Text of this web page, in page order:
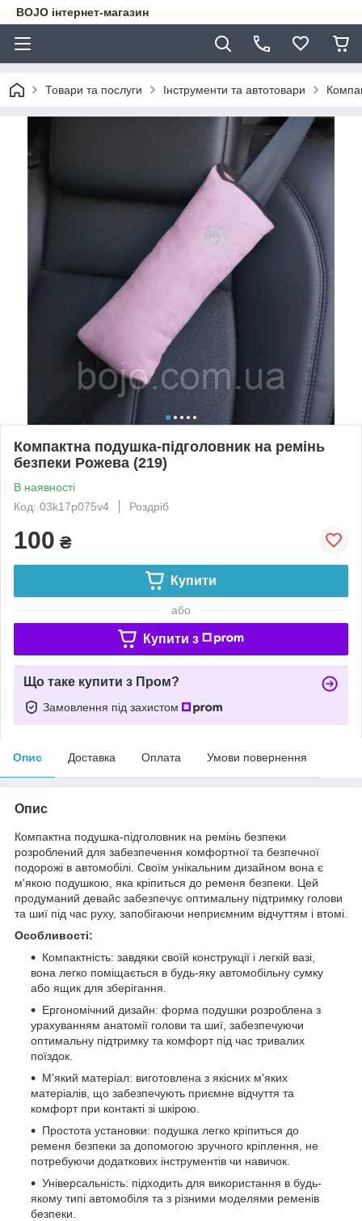
BOJO інтернет-магазин
Товари та послуги Інструменти та автотовари
Компактна подушка-підголовник на ремінь
безпеки Рожева (219)
В наявності
Код: 03k17p075v4
Роздріб
100 ₴
Купити
або
Купити з
Що таке купити з Пром?
Замовлення під захистом
Опис Доставка Оплата Умови повернення
Опис
Компактна подушка-підголовник на ремінь безпеки
розроблений для забезпечення комфортної та безпечної
подорожі в автомобілі. Своїм унікальним дизайном вона є
м'якою подушкою, яка кріпиться до ременя безпеки. Цей
продуманий девайс забезпечує оптимальну підтримку голови
та шиї під час руху, запобігаючи неприємним відчуттям і втомі.
Особливості:
Компактність: завдяки своїй конструкції і легкій вазі,
вона легко поміщається в будь-яку автомобільну сумку
або ящик для зберігання.
Ергономічний дизайн: форма подушки розроблена з
урахуванням анатомії голови та шиї, забезпечуючи
оптимальну підтримку та комфорт під час тривалих
поїздок.
М'який матеріал: виготовлена з якісних м'яких
матеріалів, що забезпечують приємне відчуття та
комфорт при контакті зі шкірою.
Простота установки: подушка легко кріпиться до
ременя безпеки за допомогою зручного кріплення, не
потребуючи додаткових інструментів чи навичок.
Універсальність: підходить для використання в будь-
якому типі автомобіля та з різними моделями ременів
безпеки.